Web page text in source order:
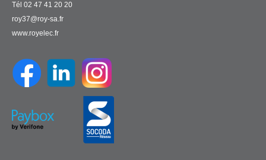
Tél 02 47 41 20 20
roy37@roy-sa.fr
www.royelec.fr